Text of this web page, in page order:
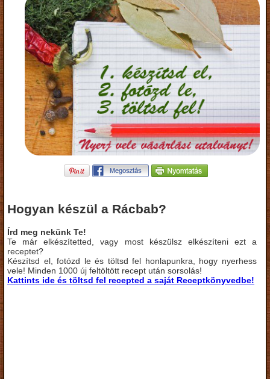
Hogyan készül a Rácbab?
Írd meg nekünk Te!
Te már elkészítetted, vagy most készülsz elkészíteni ezt a
receptet?
Készítsd el, fotózd le és töltsd fel honlapunkra, hogy nyerhess
vele! Minden 1000 új feltöltött recept után sorsolás!
Kattints ide és töltsd fel recepted a saját Receptkönyvedbe!